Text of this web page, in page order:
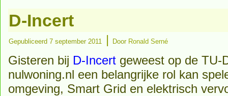
D-Incert
Gepubliceerd 7 september 2011 | Door Ronald Serné
Gisteren bij D-Incert geweest op de TU-
nulwoning.nl een belangrijke rol kan
omgeving, Smart Grid en elektrisch